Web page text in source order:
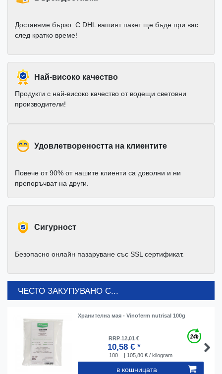
Доставяме бързо. С DHL вашият пакет ще бъде при вас
след кратко време!
Най-високо качество
Продукти с най-високо качество от водещи световни
производители!
Удовлетвореността на клиентите
Повече от 90% от нашите клиенти са доволни и ни
препоръчват на други.
Cигурност
Безопасно онлайн пазаруване със SSL сертификат.
ЧЕСТО ЗАКУПУВАНО С...
Хранителна мая - Vinoferm nutrisal 100g
RRP 12,01 €
10,58 € *
100 | 105,80 € / kilogram
в кошницата